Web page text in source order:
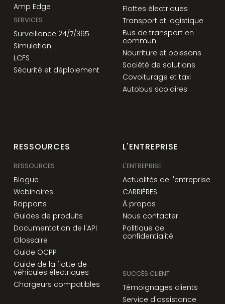
Amp Edge
SERVICES
Surveillance 24/7/365
Simulation
LCFS
Sécurité et déploiement
Flottes électriques
Transport et logistique
Bus de transport en
commun
Nourriture et boissons
Société de solutions
Covoiturage et taxi
Autobus scolaires
RESSOURCES
RESSOURCES
Blogue
Webinaires
Rapports
Guides de produits
Documentation de l'API
Glossaire
Guide OCPP
Guide de la flotte de
véhicules électriques
Chargeurs compatibles
L'ENTREPRISE
L'ENTREPRISE
Actualités de l'entreprise
CARRIÈRES
À propos
Nous contacter
Politique de
confidentialité
SUCCÈS CLIENT
Témoignages clients
Service d'assistance